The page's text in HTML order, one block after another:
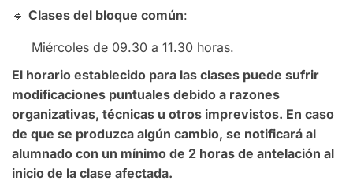
🔹 Clases del bloque común:
Miércoles de 09.30 a 11.30 horas.
El horario establecido para las clases puede sufrir
modificaciones puntuales debido a razones
organizativas, técnicas u otros imprevistos. En caso
de que se produzca algún cambio, se notificará al
alumnado con un mínimo de 2 horas de antelación al
inicio de la clase afectada.